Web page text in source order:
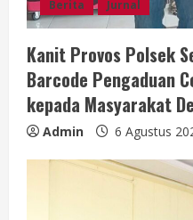
i
n
g
Berita Jurnal
Kanit Provos Polsek
Barcode Pengaduan
kepada Masyarakat
Admin 6 Agustus